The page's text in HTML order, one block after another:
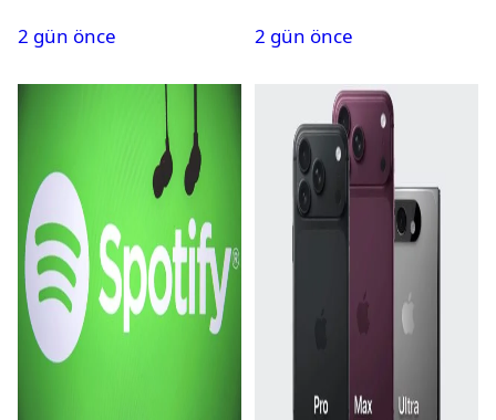
2 gün önce
2 gün önce